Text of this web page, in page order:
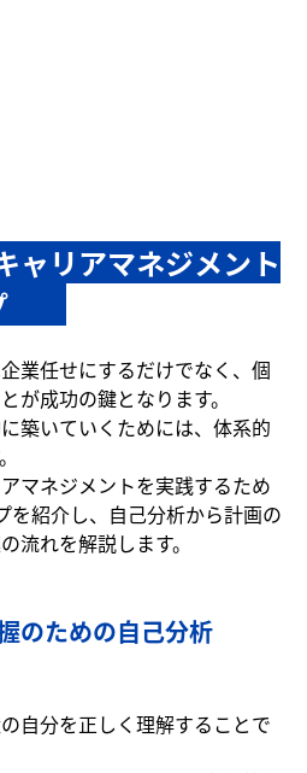
ャリアマネジメント
プ
業任せにするだけでなく、個
が成功の鍵となります。
築いていくためには、体系的
マネジメントを実践するため
を紹介し、自己分析から計画の
流れを解説します。
のための自己分析
自分を正しく理解することで